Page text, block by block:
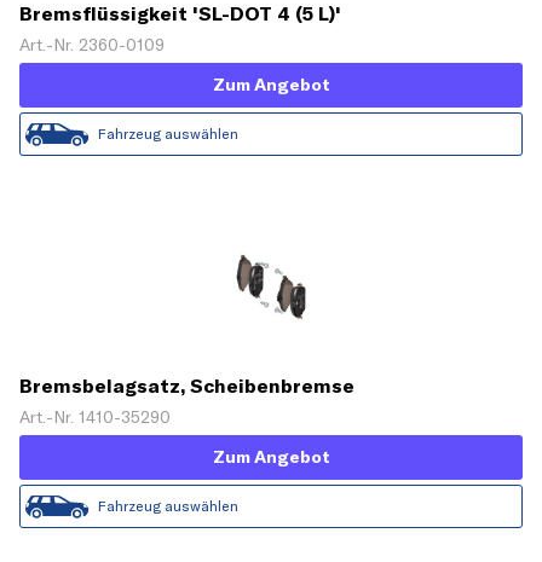
Bremsflüssigkeit 'SL-DOT 4 (5 L)'
Art.-Nr. 2360-0109
Zum Angebot
Fahrzeug auswählen
Bremsbelagsatz, Scheibenbremse
Art.-Nr. 1410-35290
Zum Angebot
Fahrzeug auswählen